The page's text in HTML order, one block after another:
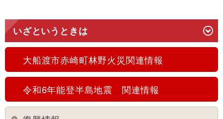
いざというときは
大船渡市赤崎町林野火災関連情報
令和6年能登半島地震 関連情報